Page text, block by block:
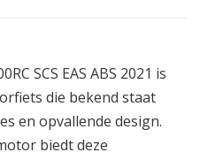
SCS EAS ABS 2021 is
die bekend staat
en opvallende design.
biedt deze